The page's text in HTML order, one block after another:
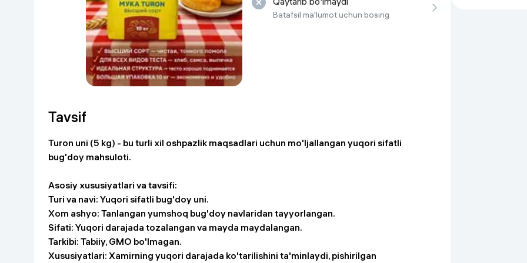
Go‘zallik va parvarish
Aqlli uy
O'yin uchun texnika
Bolalar buyumlari
Qurilish va ta'mirlash
Zargarlik mahsulotlari
Uy uchun tovarlar
Virtual haqiqat ko'zoynaklari
Aqlli ko‘zoynaklar
Batafsil ma'lumot uchun bosing
Tavsif
Turon uni (5 kg) - bu turli xil oshpazlik maqsadlari uchun mo'ljallangan yuqori sifatli
bug'doy mahsuloti.
Asosiy xususiyatlari va tavsifi:
Turi va navi: Yuqori sifatli bug'doy uni.
Xom ashyo: Tanlangan yumshoq bug'doy navlaridan tayyorlangan.
Sifati: Yuqori darajada tozalangan va mayda maydalangan.
Tarkibi: Tabiiy, GMO bo'lmagan.
Xususiyatlari: Xamirning yuqori darajada ko'tarilishini ta'minlaydi, pishirilgan